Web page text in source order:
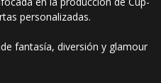
personalizadas.
fantasía, diversión y glamour